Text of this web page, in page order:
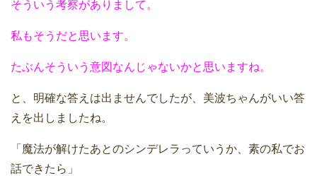
そういう考察がありまして。
私もそうだと思います。
たぶんそういう意図なんじゃないかと思いますね。
と、明確な答えは出ませんでしたが、美波ちゃんがいい答
えを出しましたね。
「魔法が解けたあとのシンデレラっていうか、素の私でお
話できたら」